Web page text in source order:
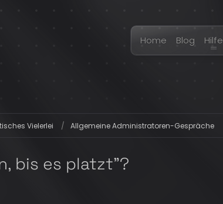
Home Blog Hilfe
Vielerlei Allgemeine Administratoren-Gespräche
bis es platzt"?